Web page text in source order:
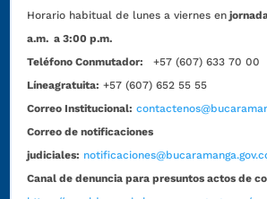
Horario habitual de lunes a viernes en
a.m. a 3:00 p.m.
Teléfono Conmutador:
+57 (607) 633 70 00
Líneagratuita: +57 (607) 652 55 55
Correo Institucional:
Correo de notificaciones
judiciales:
Canal de denuncia para presuntos actos de